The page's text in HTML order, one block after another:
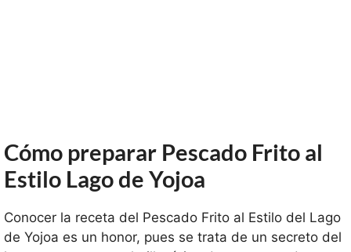
Cómo preparar Pescado Frito al
Estilo Lago de Yojoa
Conocer la receta del Pescado Frito al Estilo del Lago
de Yojoa es un honor, pues se trata de un secreto del